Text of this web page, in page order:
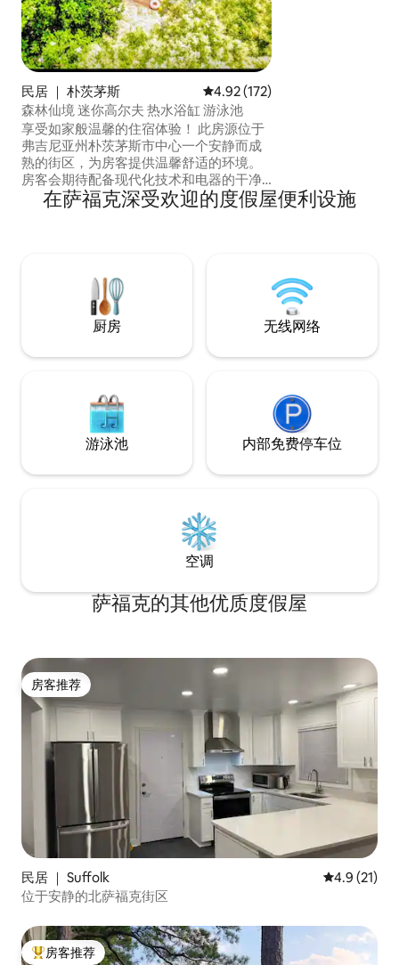
民居 ｜ 朴茨茅斯 平均评分 4.92 分（满分 5 分），
4.92 (172)
森林仙境 迷你高尔夫 热水浴缸 游泳池
享受如家般温馨的住宿体验！ 此房源位于
弗吉尼亚州朴茨茅斯市中心一个安静而成
熟的街区，为房客提供温馨舒适的环境。
房客会期待配备现代化技术和电器的干净
空间。 景点不太远；距离布什花园
（Busch Gardens）41英里，距离弗吉尼
距离朴茨茅斯河流赌场（Rivers Casino
Portsmouth）2.9英里。 在Wooded
Wonderland，您将享受宁静的早晨和舒适
的住宿体验！
在萨福克深受欢迎的度假屋便利设施
厨房 无线网络
游泳池 内部免费停车位
空调
萨福克的其他优质度假屋
房客推荐
房客推荐
民居 ｜ Suffolk 平均评分
4.9 (21)
位于安静的北萨福克街区
热门「房客推荐」
房客推荐